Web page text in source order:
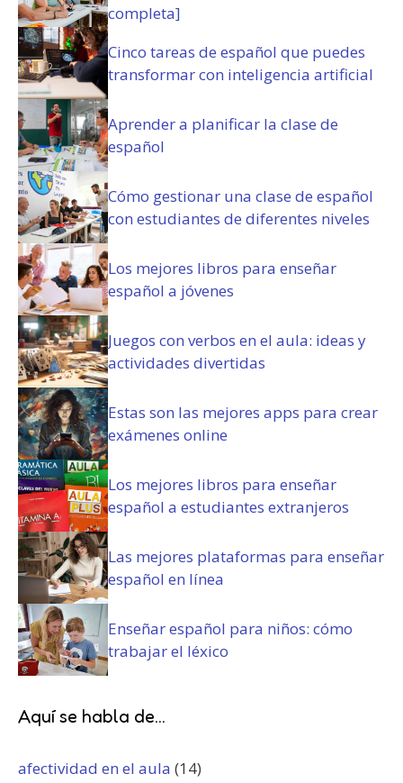
n
e
s
(
O
b
l
i
g
a
o
r
i
o
)
completa]
Cinco tareas de español que puedes
transformar con inteligencia artificial
Aprender a planificar la clase de
español
Cómo gestionar una clase de español
con estudiantes de diferentes niveles
Los mejores libros para enseñar
español a jóvenes
Juegos con verbos en el aula: ideas y
actividades divertidas
Estas son las mejores apps para crear
exámenes online
Los mejores libros para enseñar
español a estudiantes extranjeros
Las mejores plataformas para enseñar
español en línea
Enseñar español para niños: cómo
trabajar el léxico
Aquí se habla de...
afectividad en el aula (14)